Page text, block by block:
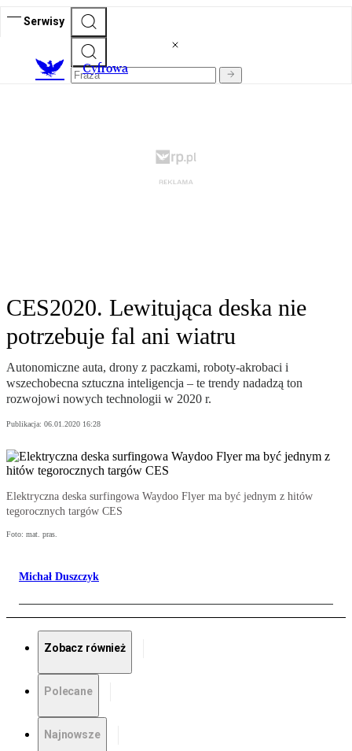
Serwisy
Cyfrowa
CES2020. Lewitująca deska nie
potrzebuje fal ani wiatru
Autonomiczne auta, drony z paczkami, roboty-akrobaci i
wszechobecna sztuczna inteligencja – te trendy nadadzą ton
rozwojowi nowych technologii w 2020 r.
Publikacja: 06.01.2020 16:28
Elektryczna deska surfingowa Waydoo Flyer ma być jednym z hitów
tegorocznych targów CES
Foto: mat. pras.
Michał Duszczyk
Zobacz również
Polecane
Najnowsze